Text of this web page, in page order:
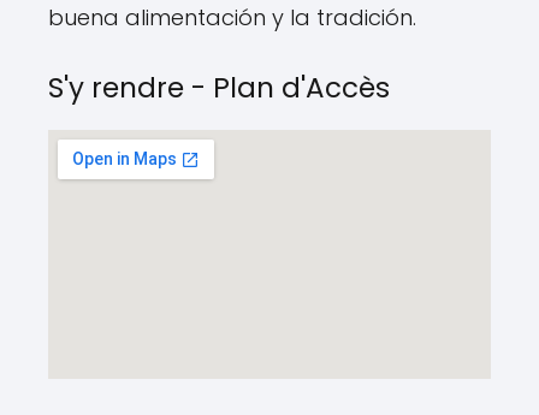
buena alimentación y la tradición.
S'y rendre - Plan d'Accès